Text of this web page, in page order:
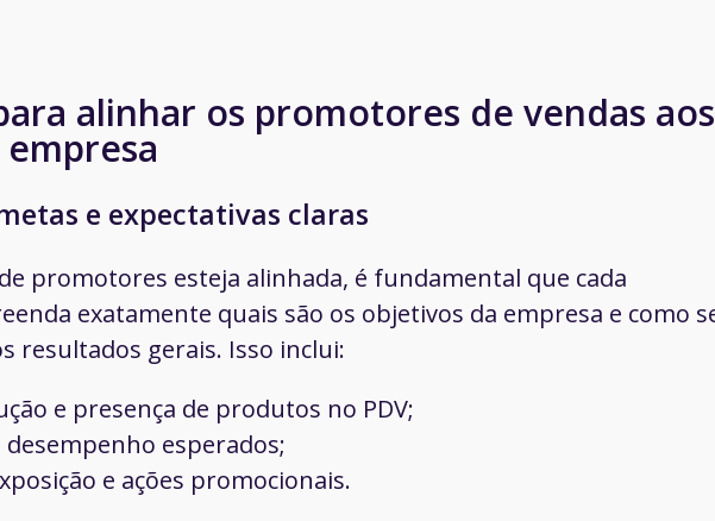
alinhar os promotores de vendas aos
e expectativas claras
promotores esteja alinhada, é fundamental que cada
exatamente quais são os objetivos da empresa e como
resultados gerais. Isso inclui:
e presença de produtos no PDV;
desempenho esperados;
e ações promocionais.